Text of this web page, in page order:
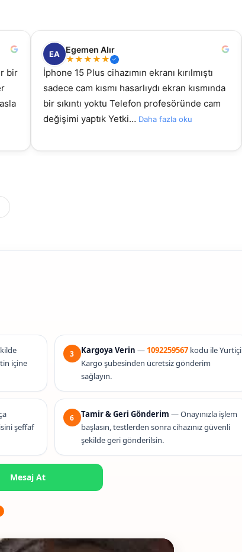
bir
EA
Egemen Alır
★★★★★
İphone 15 Plus cihazımın ekranı kırılmıştı
sadece cam kısmı hasarlıydı ekran kısmında
bir sıkıntı yoktu Telefon profesöründe cam
değişimi yaptık Yetki… Daha fazla oku
içine
3 Kargoya Verin — 1092259567kodu ile Yurtiçi
Kargo şubesinden ücretsiz gönderim
sağlayın.
şeffaf
6 Tamir & Geri Gönderim — Onayınızla işlem
başlasın, testlerden sonra cihazınız güvenli
şekilde geri gönderilsin.
Mesaj At